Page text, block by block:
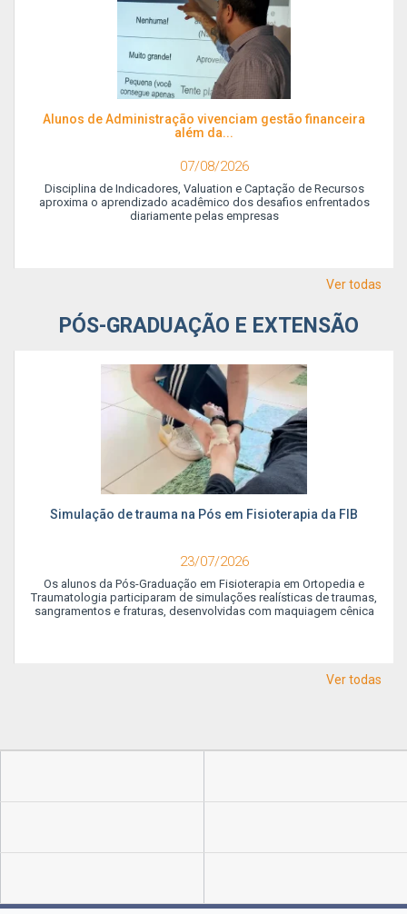
Alunos de Administração vivenciam gestão financeira
além da...
07/08/2026
Disciplina de Indicadores, Valuation e Captação de Recursos
aproxima o aprendizado acadêmico dos desafios enfrentados
diariamente pelas empresas
Ver todas
PÓS-GRADUAÇÃO E EXTENSÃO
Simulação de trauma na Pós em Fisioterapia da FIB
23/07/2026
Os alunos da Pós-Graduação em Fisioterapia em Ortopedia e
Traumatologia participaram de simulações realísticas de traumas,
sangramentos e fraturas, desenvolvidas com maquiagem cênica
Ver todas